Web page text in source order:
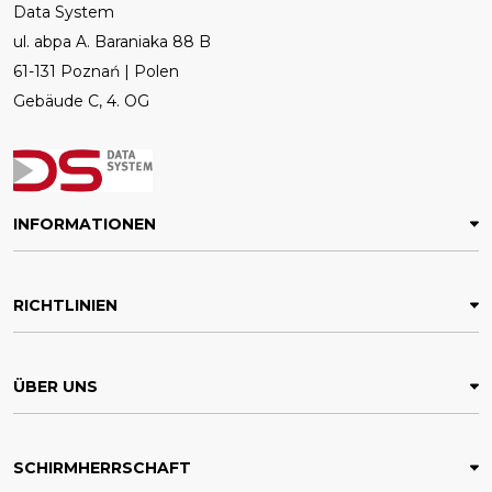
Data System
ul. abpa A. Baraniaka 88 B
61-131 Poznań | Polen
Gebäude C, 4. OG
INFORMATIONEN
RICHTLINIEN
ÜBER UNS
SCHIRMHERRSCHAFT